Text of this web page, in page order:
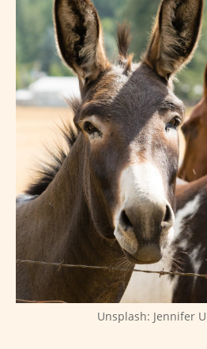
Unsplash: Jennifer